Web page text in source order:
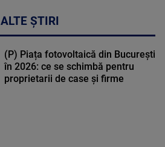
ALTE ȘTIRI
(P) Piața fotovoltaică din București
în 2026: ce se schimbă pentru
proprietarii de case și firme